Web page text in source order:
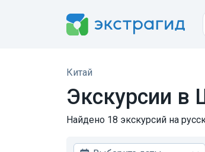
Китай
Экскурсии в
Найдено 18 экскурсий на